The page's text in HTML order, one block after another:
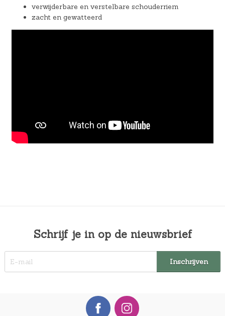
verwijderbare en verstelbare schouderriem
zacht en gewatteerd
Schrijf je in op de nieuwsbrief